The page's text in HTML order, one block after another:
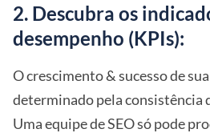
2. Descubra os
desempenho (KPIs):
O crescimento & sucesso de
determinado pela consistência
Uma equipe de SEO só pode